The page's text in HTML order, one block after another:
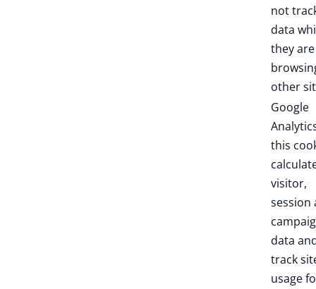
not
data
they are
other
Google
this
visitor,
session
data
track
usage